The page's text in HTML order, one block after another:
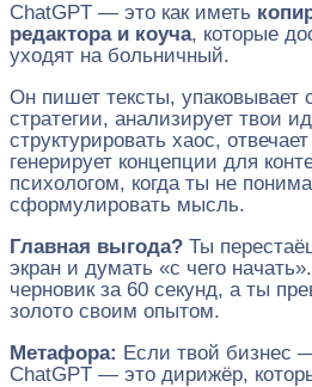
ChatGPT — это как иметь
редактора и коуча, которые
уходят на больничный.
Он пишет тексты,
стратегии, анализирует твои
структурировать хаос,
генерирует концепции для
психологом, когда ты не
сформулировать мысль.
Главная выгода? Ты
экран и думать «с чего
черновик за 60 секунд, а ты
золото своим опытом.
Метафора: Если твой бизнес
ChatGPT — это дирижёр,